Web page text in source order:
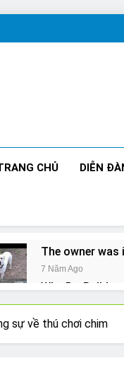
CHỦ DIỄN
The owner was
7 Năm Ago
Why Do
7 Năm Ago
Are Bulldogs
sự về thú chơi chim